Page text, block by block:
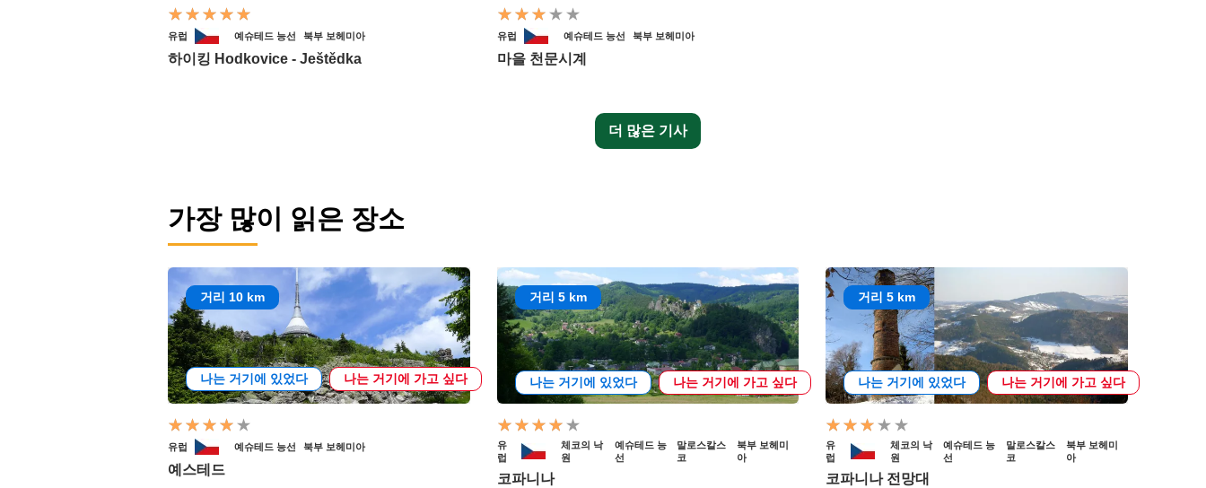
유럽 예슈테드 능선 북부 보헤미아
하이킹 Hodkovice - Ještědka
유럽 예슈테드 능선 북부 보헤미아
마을 천문시계
더 많은 기사
가장 많이 읽은 장소
거리 10 km
나는 거기에 있었다 나는 거기에 가고 싶다
유럽 예슈테드 능선 북부 보헤미아
예스테드
거리 5 km
나는 거기에 있었다 나는 거기에 가고 싶다
유
럽
체코의 낙
원
예슈테드 능
선
말로스칼스
코
북부 보헤미
아
코파니나
거리 5 km
나는 거기에 있었다 나는 거기에 가고 싶다
유
럽
체코의 낙
원
예슈테드 능
선
말로스칼스
코
북부 보헤미
아
코파니나 전망대